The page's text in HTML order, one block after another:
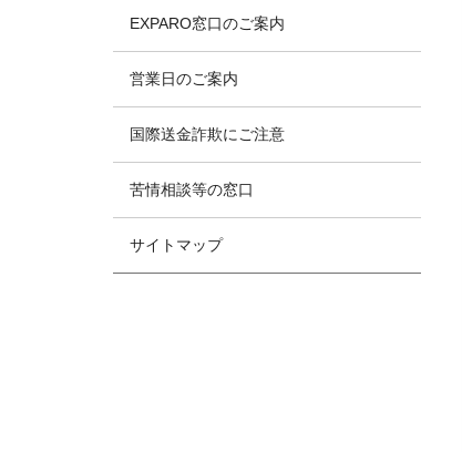
EXPARO窓口のご案内
営業日のご案内
国際送金詐欺にご注意
苦情相談等の窓口
サイトマップ